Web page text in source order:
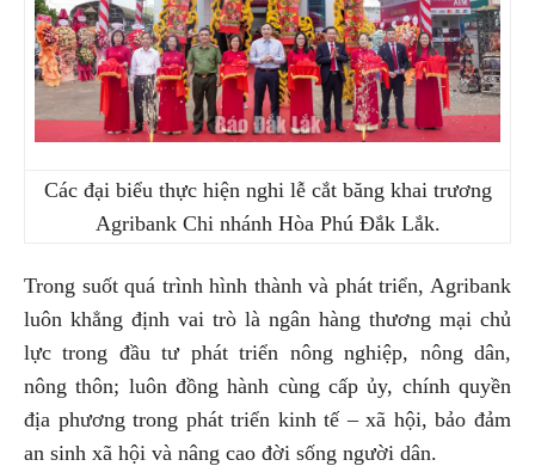
Các đại biểu thực hiện nghi lễ cắt băng khai trương
Agribank Chi nhánh Hòa Phú Đắk Lắk.
Trong suốt quá trình hình thành và phát triển, Agribank
luôn khẳng định vai trò là ngân hàng thương mại chủ
lực trong đầu tư phát triển nông nghiệp, nông dân,
nông thôn; luôn đồng hành cùng cấp ủy, chính quyền
địa phương trong phát triển kinh tế – xã hội, bảo đảm
an sinh xã hội và nâng cao đời sống người dân.